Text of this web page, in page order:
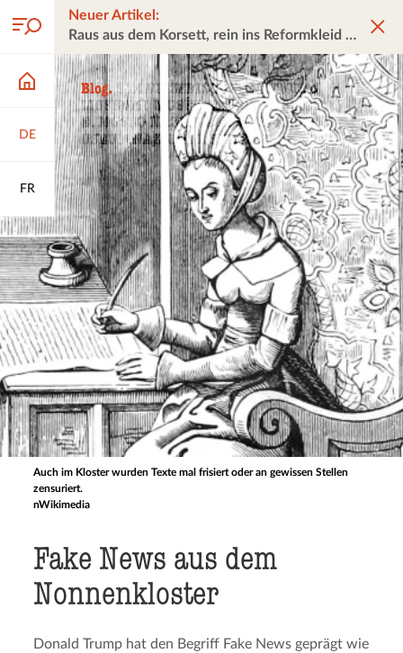
DE
FR
Neuer Artikel:
Raus aus dem Korsett, rein ins Reformkleid
Auch im Kloster wurden Texte mal frisiert oder an gewissen Stellen
zensuriert.
nWikimedia
Fake News aus dem
Nonnenkloster
Donald Trump hat den Begriff Fake News geprägt wie